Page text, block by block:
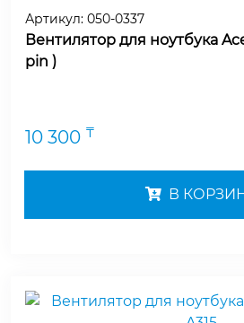
Артикул: 050-0337
Вентилятор для ноутбука
pin )
10 300 ₸
В